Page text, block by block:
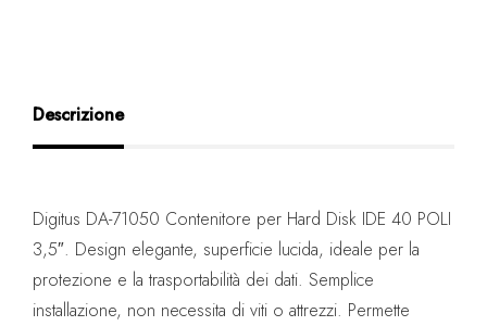
Descrizione
Digitus DA-71050 Contenitore per Hard Disk IDE 40 POLI
3,5″. Design elegante, superficie lucida, ideale per la
protezione e la trasportabilità dei dati. Semplice
installazione, non necessita di viti o attrezzi. Permette